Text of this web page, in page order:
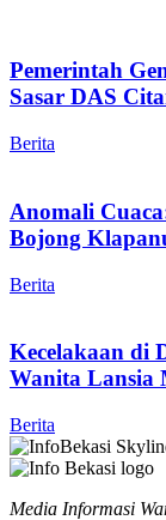
Pemerintah
Sasar DAS
Berita
Anomali
Bojong
Berita
Kecelakaan di
Wanita Lansia
Berita
Media Informasi